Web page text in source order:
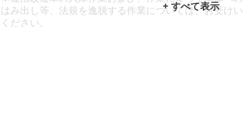
はみ出し等、法規を逸脱する作業については、お受け
ください。